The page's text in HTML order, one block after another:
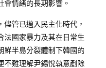
會情緒的長期影響。
管已邁入民主化時代，
法國家暴力及其在日常生
鮮半島分裂體制下韓國的
不難理解尹錫悅執意剷除